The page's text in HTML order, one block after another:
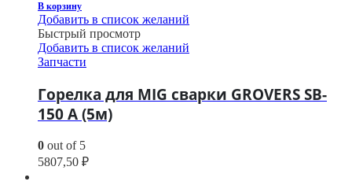
В корзину
Добавить в список желаний
Быстрый просмотр
Добавить в список желаний
Запчасти
Горелка для MIG сварки GROVERS SB-
150 A (5м)
0 out of 5
5807,50 ₽